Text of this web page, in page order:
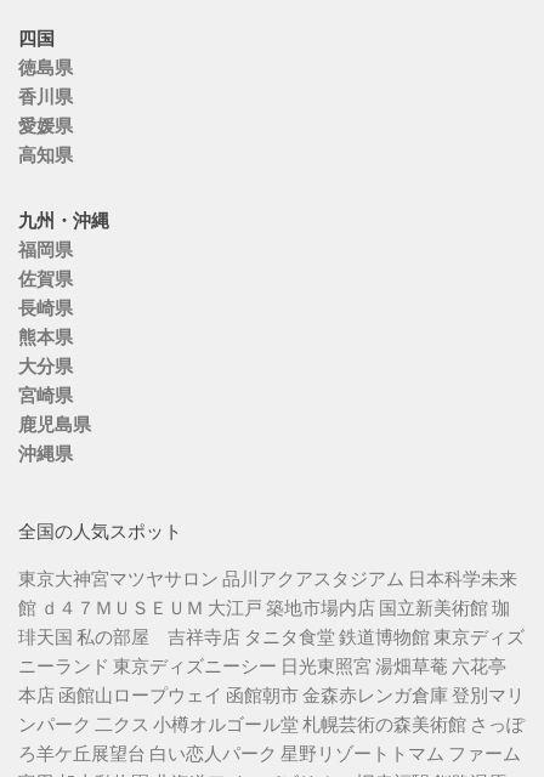
四国
徳島県
香川県
愛媛県
高知県
九州・沖縄
福岡県
佐賀県
長崎県
熊本県
大分県
宮崎県
鹿児島県
沖縄県
全国の人気スポット
東京大神宮マツヤサロン 品川アクアスタジアム 日本科学未来
館 ｄ４７ＭＵＳＥＵＭ 大江戸 築地市場内店 国立新美術館珈
琲天国 私の部屋 吉祥寺店 タニタ食堂 鉄道博物館東京ディズ
ニーランド 東京ディズニーシー 日光東照宮 湯畑草菴 六花亭
本店 函館山ロープウェイ 函館朝市金森赤レンガ倉庫登別マリ
ンパーク 二クス 小樽オルゴール堂 札幌芸術の森美術館 さっぽ
ろ羊ケ丘展望台 白い恋人パーク 星野リゾートトマム ファーム